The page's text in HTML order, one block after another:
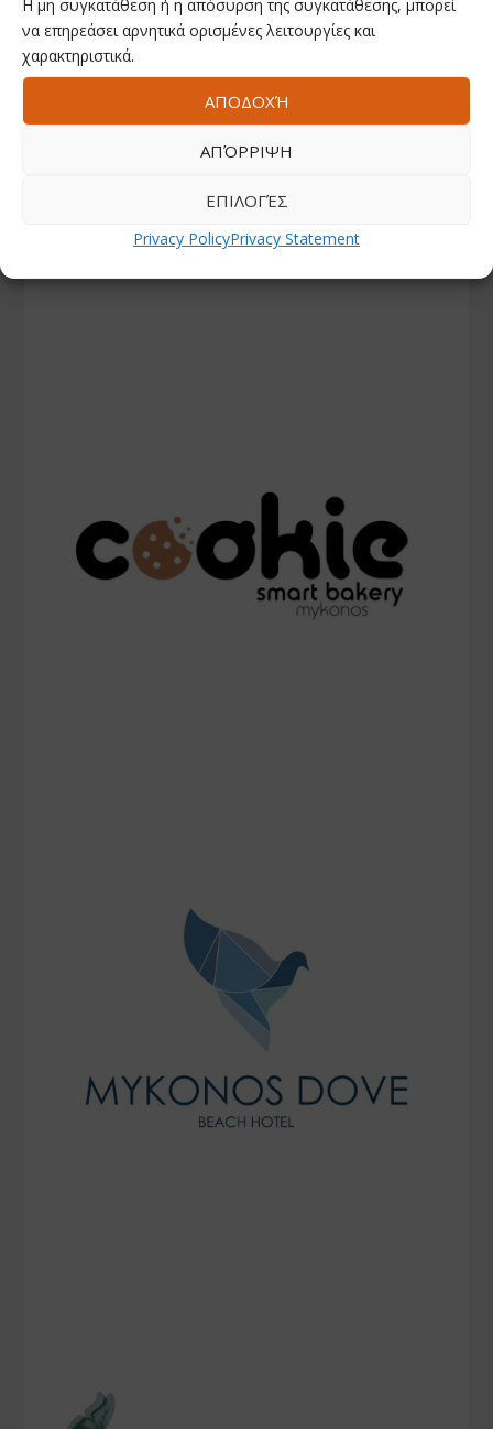
Η μη συγκατάθεση ή η απόσυρση της συγκατάθεσης, μπορεί
να επηρεάσει αρνητικά ορισμένες λειτουργίες και
χαρακτηριστικά.
ΑΠΟΔΟΧΉ
ΑΠΌΡΡΙΨΗ
ΕΠΙΛΟΓΈΣ
Privacy PolicyPrivacy Statement